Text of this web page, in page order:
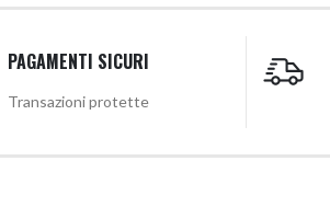
PAGAMENTI SICURI
Transazioni protette